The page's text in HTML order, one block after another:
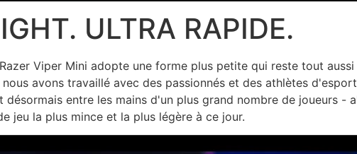
ULTRA RAPIDE.
Viper Mini adopte une forme plus petite qui reste tout
avons travaillé avec des passionnés et des athlètes
entre les mains d'un plus grand nombre de joueurs -
jeu la plus mince et la plus légère à ce jour.